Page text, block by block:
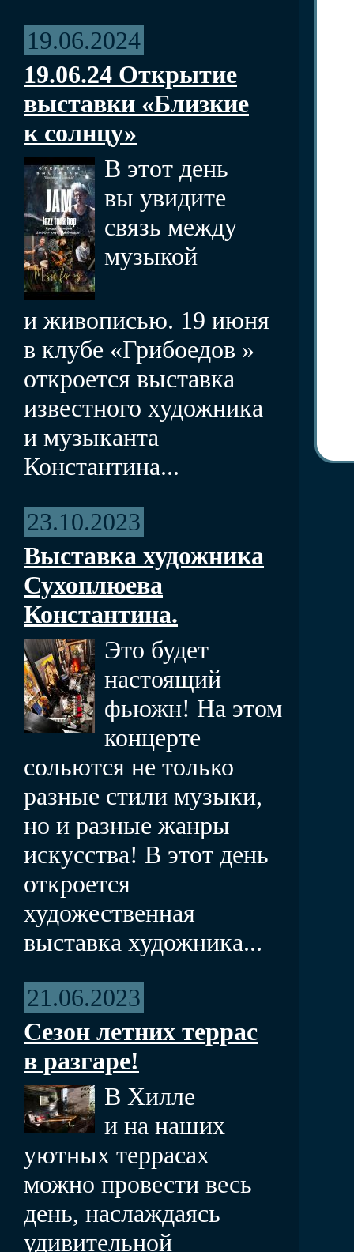
19.06.2024
19.06.24 Открытие
выставки «Близкие
к солнцу»
В этот день
вы увидите
связь между
музыкой
и живописью. 19 июня
в клубе «Грибоедов »
откроется выставка
известного художника
и музыканта
Константина...
23.10.2023
Выставка художника
Сухоплюева
Константина.
Это будет
настоящий
фьюжн! На этом
концерте
сольются не только
разные стили музыки,
но и разные жанры
искусства! В этот день
откроется
художественная
выставка художника...
21.06.2023
Сезон летних террас
в разгаре!
В Хилле
и на наших
уютных террасах
можно провести весь
день, наслаждаясь
удивительной